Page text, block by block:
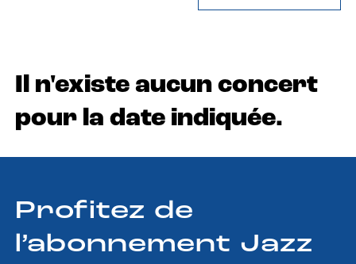
Il n'existe aucun concert
pour la date indiquée.
Profitez de
l’abonnement Jazz